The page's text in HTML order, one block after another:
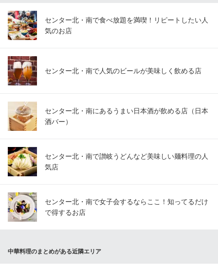
神奈川県横浜市都筑区中川中央1-31-1-2 モザイクモール港北5F
センター北・南で食べ放題を満喫！リピートしたい人
気のお店
センター北・南で人気のビールが美味しく飲める店
センター北・南にあるうまい日本酒が飲める店（日本
酒バー）
センター北・南で讃岐うどんなど美味しい麺料理の人
気店
センター北・南で女子会するならここ！知ってるだけ
で得するお店
中華料理のまとめがある近隣エリア